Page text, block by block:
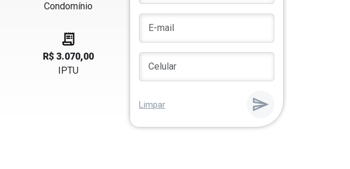
Condomínio
R$ 3.070,00
IPTU
Limpar